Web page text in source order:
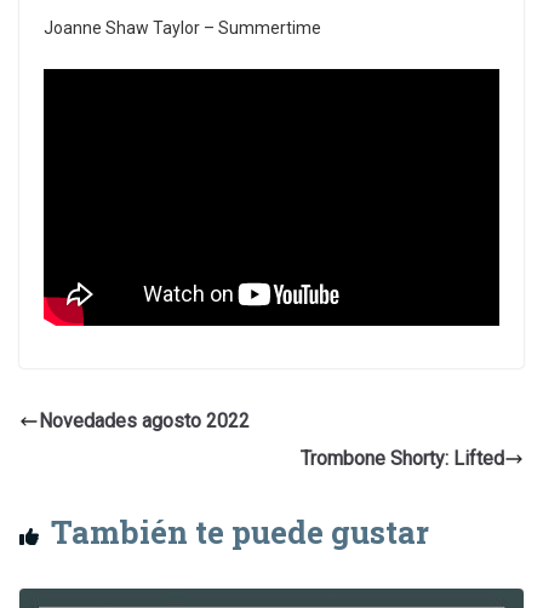
Joanne Shaw Taylor – Summertime
Novedades agosto 2022
Trombone Shorty: Lifted
También te puede gustar